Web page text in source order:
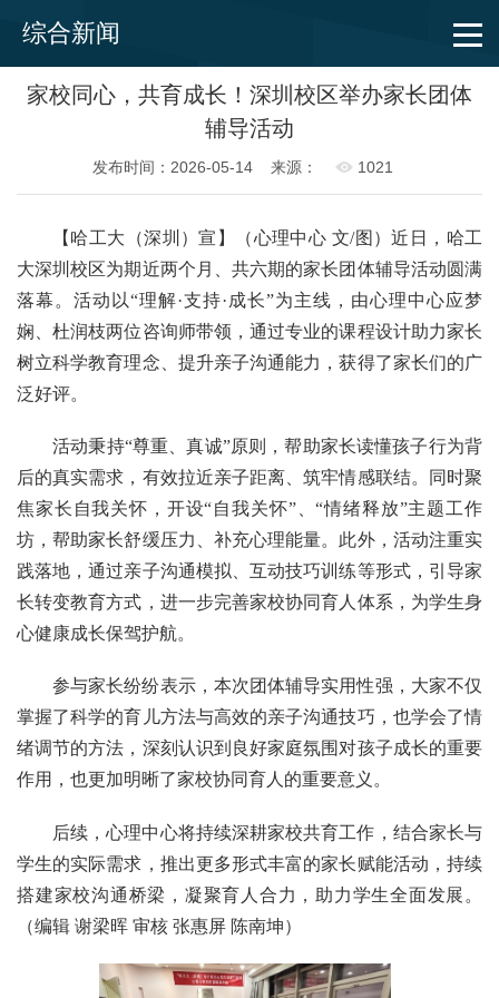
综合新闻
家校同心，共育成长！深圳校区举办家长团体
辅导活动
发布时间：2026-05-14 来源： 1021
【哈工大（深圳）宣】（心理中心 文/图）近日，哈工
大深圳校区为期近两个月、共六期的家长团体辅导活动圆满
落幕。活动以“理解·支持·成长”为主线，由心理中心应梦
娴、杜润枝两位咨询师带领，通过专业的课程设计助力家长
树立科学教育理念、提升亲子沟通能力，获得了家长们的广
泛好评。
活动秉持“尊重、真诚”原则，帮助家长读懂孩子行为背
后的真实需求，有效拉近亲子距离、筑牢情感联结。同时聚
焦家长自我关怀，开设“自我关怀”、“情绪释放”主题工作
坊，帮助家长舒缓压力、补充心理能量。此外，活动注重实
践落地，通过亲子沟通模拟、互动技巧训练等形式，引导家
长转变教育方式，进一步完善家校协同育人体系，为学生身
心健康成长保驾护航。
参与家长纷纷表示，本次团体辅导实用性强，大家不仅
掌握了科学的育儿方法与高效的亲子沟通技巧，也学会了情
绪调节的方法，深刻认识到良好家庭氛围对孩子成长的重要
作用，也更加明晰了家校协同育人的重要意义。
后续，心理中心将持续深耕家校共育工作，结合家长与
学生的实际需求，推出更多形式丰富的家长赋能活动，持续
搭建家校沟通桥梁，凝聚育人合力，助力学生全面发展。
（编辑 谢梁晖 审核 张惠屏 陈南坤）